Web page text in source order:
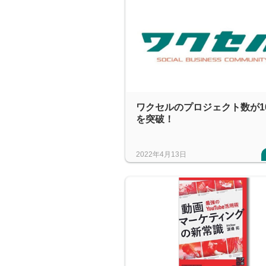
ワクセルのプロジェクト数が
を突破！
2022年4月13日